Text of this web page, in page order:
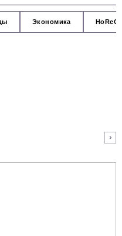
Экономика HoReCa